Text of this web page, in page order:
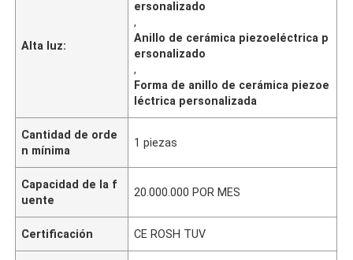
Alta luz:
ersonalizado
,
Anillo de cerámica piezoeléctrica p
ersonalizado
,
Forma de anillo de cerámica piezoe
léctrica personalizada
Cantidad de orde
n mínima
1 piezas
Capacidad de la f
uente
20.000.000 POR MES
Certificación CE ROSH TUV